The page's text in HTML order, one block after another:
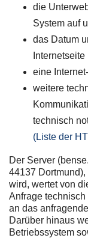
die
System auf
das Datum
Internetseite
eine
weitere
technisch
(Liste der
Der Server
44137
wird, wertet von
Anfrage
an das
Darüber hinaus
Betriebssystem